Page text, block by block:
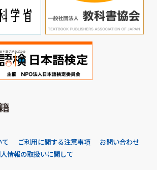
ご利用に関する注意事項
お問い合わせ
情報の取扱いに関して